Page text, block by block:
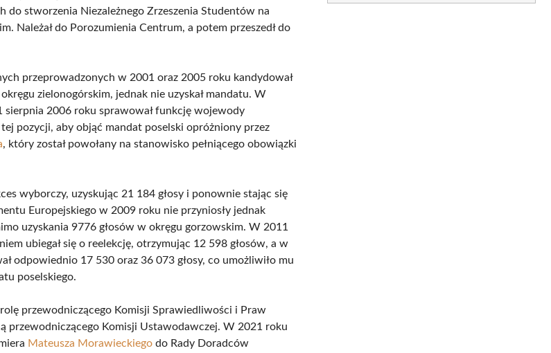
do stworzenia Niezależnego Zrzeszenia Studentów na
Należał do Porozumienia Centrum, a potem przeszedł do
przeprowadzonych w 2001 oraz 2005 roku kandydował
zielonogórskim, jednak nie uzyskał mandatu. W
sierpnia 2006 roku sprawował funkcję wojewody
tej pozycji, aby objąć mandat poselski opróżniony przez
, który został powołany na stanowisko pełniącego obowiązki
wyborczy, uzyskując 21 184 głosy i ponownie stając się
Europejskiego w 2009 roku nie przyniosły jednak
uzyskania 9776 głosów w okręgu gorzowskim. W 2011
ubiegał się o reelekcję, otrzymując 12 598 głosów, a w
odpowiednio 17 530 oraz 36 073 głosy, co umożliwiło mu
poselskiego.
przewodniczącego Komisji Sprawiedliwości i Praw
przewodniczącego Komisji Ustawodawczej. W 2021 roku
Mateusza Morawieckiego do Rady Doradców